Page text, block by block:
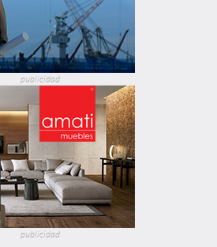
publicidad
publicidad